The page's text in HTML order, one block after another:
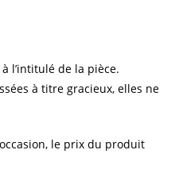
l’intitulé de la pièce.
à titre gracieux, elles ne
le prix du produit